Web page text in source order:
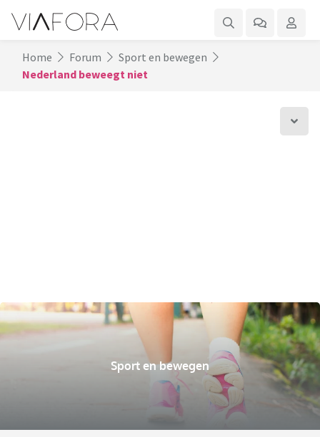
Home Forum
Sport en bewegen
Nederland beweegt niet
Sport en bewegen